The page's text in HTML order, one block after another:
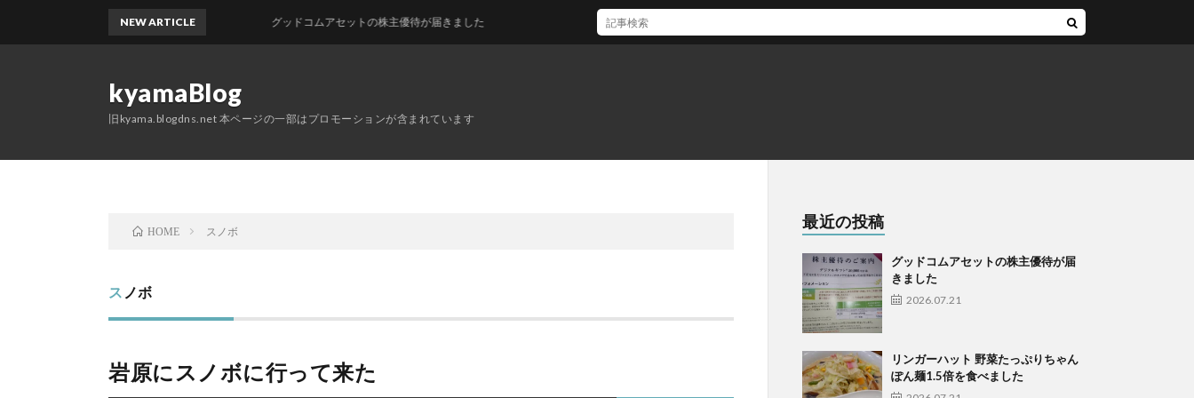
kyamaBlog
旧kyama.blogdns.net 本ページの一部はプロモーションが含まれています
NEW ARTICLE グッドコムアセットの株主優待が届きました
HOME スノボ
スノボ
岩原にスノボに行って来た
最近の投稿
グッドコムアセットの株主優待が届
きました
2026.07.21
リンガーハット 野菜たっぷりちゃん
ぽん麺1.5倍を食べました